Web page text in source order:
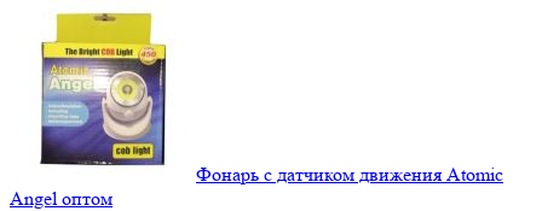
Фонарь с датчиком движения Atomic
Angel оптом